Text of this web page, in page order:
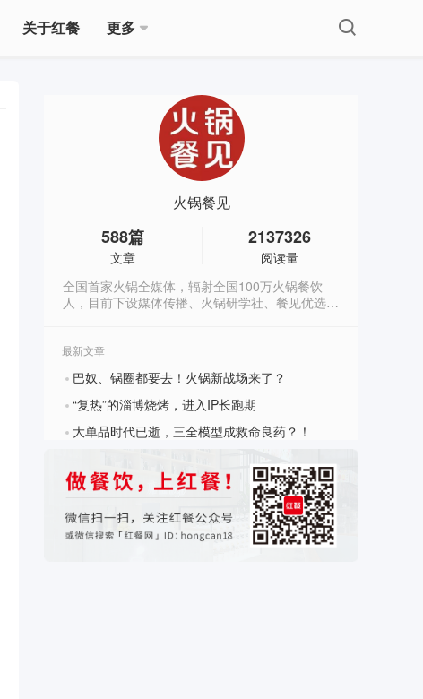
关于红餐 更多
火锅餐见
588篇
文章
2137326
阅读量
全国首家火锅全媒体，辐射全国100万火锅餐饮
人，目前下设媒体传播、火锅研学社、餐见优选商
最新文章
? 巴奴、锅圈都要去！火锅新战场来了？
? “复热”的淄博烧烤，进入IP长跑期
? 大单品时代已逝，三全模型成救命良药？！